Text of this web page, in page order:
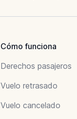
Cómo funciona
Derechos pasajeros
Vuelo retrasado
Vuelo cancelado